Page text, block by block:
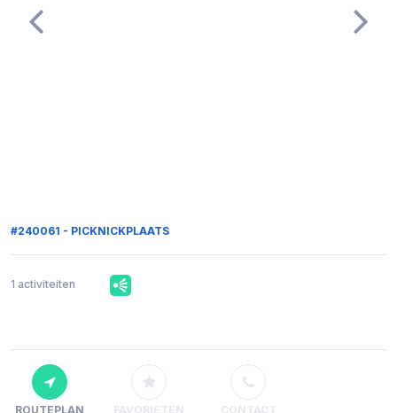
#240061 - PICKNICKPLAATS
1 activiteiten
ROUTEPLAN FAVORIETEN CONTACT